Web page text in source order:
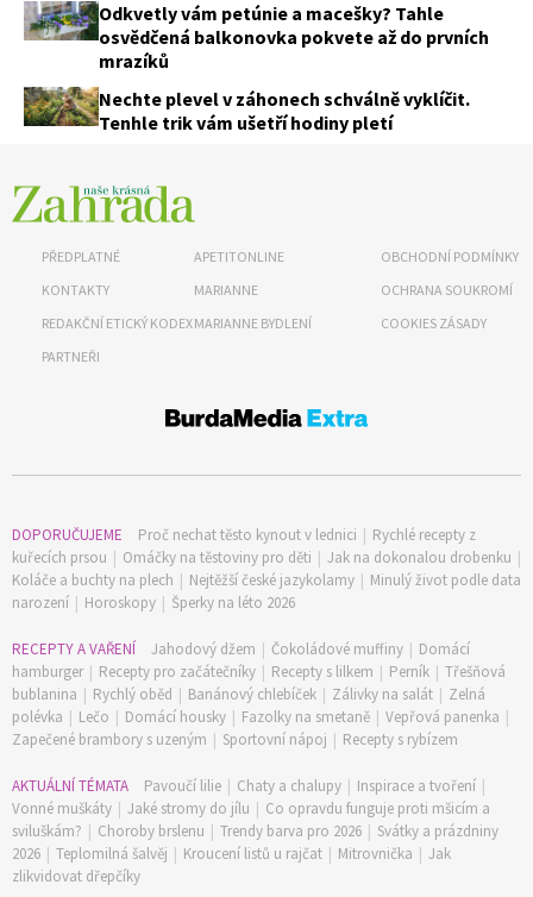
Odkvetly vám petúnie a macešky? Tahle
osvědčená balkonovka pokvete až do prvních
mrazíků
Nechte plevel v záhonech schválně vyklíčit.
Tenhle trik vám ušetří hodiny pletí
PŘEDPLATNÉ
KONTAKTY
REDAKČNÍ ETICKÝ KODEX
PARTNEŘI
APETITONLINE
MARIANNE
MARIANNE BYDLENÍ
OBCHODNÍ PODMÍNKY
OCHRANA SOUKROMÍ
COOKIES ZÁSADY
DOPORUČUJEME Proč nechat těsto kynout v lednici | Rychlé recepty z
kuřecích prsou | Omáčky na těstoviny pro děti | Jak na dokonalou drobenku |
Koláče a buchty na plech | Nejtěžší české jazykolamy | Minulý život podle data
narození | Horoskopy | Šperky na léto 2026
RECEPTY A VAŘENÍ Jahodový džem | Čokoládové muffiny | Domácí
hamburger | Recepty pro začátečníky | Recepty s lilkem | Perník | Třešňová
bublanina | Rychlý oběd | Banánový chlebíček | Zálivky na salát | Zelná
polévka | Lečo | Domácí housky | Fazolky na smetaně | Vepřová panenka |
Zapečené brambory s uzeným | Sportovní nápoj | Recepty s rybízem
AKTUÁLNÍ TÉMATA Pavoučí lilie | Chaty a chalupy | Inspirace a tvoření |
Vonné muškáty | Jaké stromy do jílu | Co opravdu funguje proti mšicím a
sviluškám? | Choroby brslenu | Trendy barva pro 2026 | Svátky a prázdniny
2026 | Teplomilná šalvěj | Kroucení listů u rajčat | Mitrovnička | Jak
zlikvidovat dřepčíky